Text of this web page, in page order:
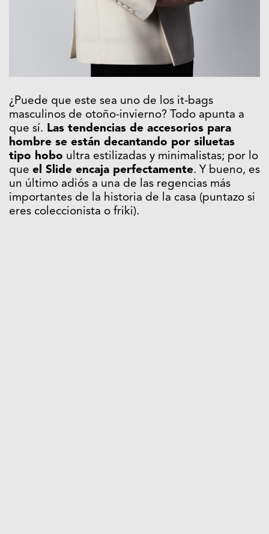
¿Puede que este sea uno de los it-bags
masculinos de otoño-invierno? Todo apunta a
que sí. Las tendencias de accesorios para
hombre se están decantando por siluetas
tipo hobo ultra estilizadas y minimalistas; por lo
que el Slide encaja perfectamente. Y bueno, es
un último adiós a una de las regencias más
importantes de la historia de la casa (puntazo si
eres coleccionista o friki).